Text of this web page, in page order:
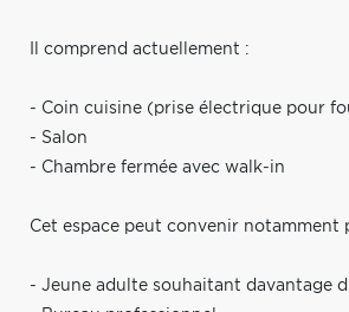
Il comprend actuellement :
- Coin cuisine (prise électrique pour
- Salon
- Chambre fermée avec walk-in
Cet espace peut convenir notamment
- Jeune adulte souhaitant davantage